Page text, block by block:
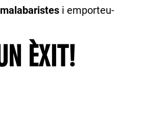
ÈXIT!
i emporteu-